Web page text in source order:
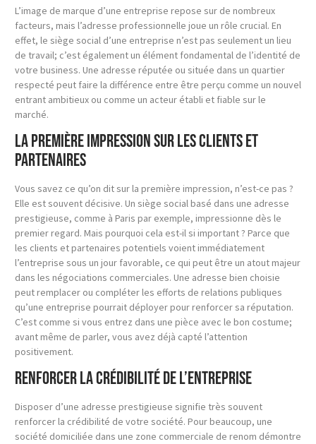
L’image de marque d’une entreprise repose sur de nombreux
facteurs, mais l’adresse professionnelle joue un rôle crucial. En
effet, le siège social d’une entreprise n’est pas seulement un lieu
de travail; c’est également un élément fondamental de l’identité de
votre business. Une adresse réputée ou située dans un quartier
respecté peut faire la différence entre être perçu comme un nouvel
entrant ambitieux ou comme un acteur établi et fiable sur le
marché.
La première impression sur les clients et
partenaires
Vous savez ce qu’on dit sur la première impression, n’est-ce pas ?
Elle est souvent décisive. Un siège social basé dans une adresse
prestigieuse, comme à Paris par exemple, impressionne dès le
premier regard. Mais pourquoi cela est-il si important ? Parce que
les clients et partenaires potentiels voient immédiatement
l’entreprise sous un jour favorable, ce qui peut être un atout majeur
dans les négociations commerciales. Une adresse bien choisie
peut remplacer ou compléter les efforts de relations publiques
qu’une entreprise pourrait déployer pour renforcer sa réputation.
C’est comme si vous entrez dans une pièce avec le bon costume;
avant même de parler, vous avez déjà capté l’attention
positivement.
Renforcer la crédibilité de l’entreprise
Disposer d’une adresse prestigieuse signifie très souvent
renforcer la crédibilité de votre société. Pour beaucoup, une
société domiciliée dans une zone commerciale de renom démontre